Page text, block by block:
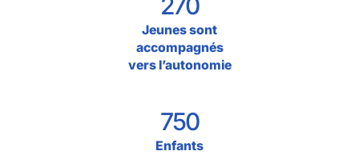
Jeunes sont
accompagnés
vers l’autonomie
750
Enfants